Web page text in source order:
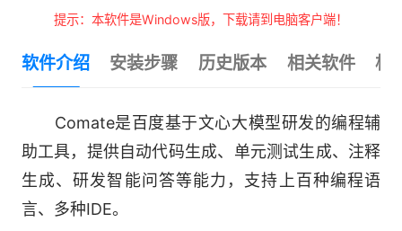
提示：本软件是Windows版，下载请到电脑客户端！
软件介绍 安装步骤 历史版本 相关软件 相
Comate是百度基于文心大模型研发的编程辅
助工具，提供自动代码生成、单元测试生成、注释
生成、研发智能问答等能力，支持上百种编程语
言、多种IDE。